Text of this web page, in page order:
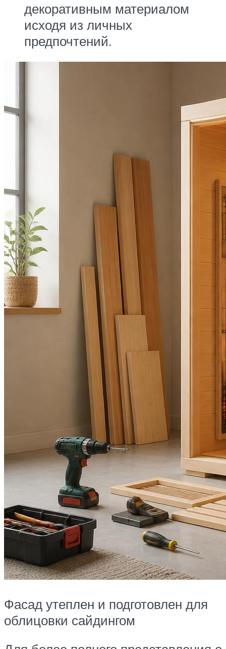
декоративным материалом
исходя из личных
предпочтений.
Фасад утеплен и подготовлен для
облицовки сайдингом